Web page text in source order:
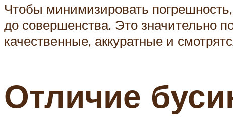
Чтобы минимизировать
до совершенства. Это значительно
качественные, аккуратные и
Отличие